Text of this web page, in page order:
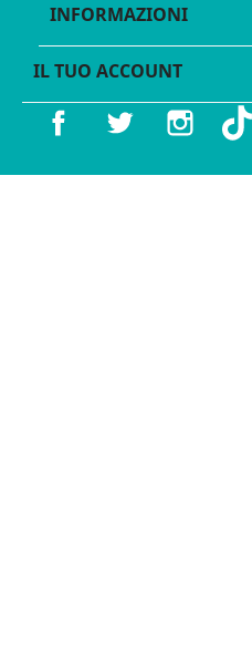
INFORMAZIONI
IL TUO ACCOUNT
Facebook Twitter